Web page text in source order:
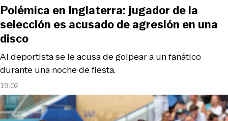
19:02
Al deportista se le acusa de golpear a un fanático
durante una noche de fiesta.
Polémica en Inglaterra: jugador de la
selección es acusado de agresión en una
disco